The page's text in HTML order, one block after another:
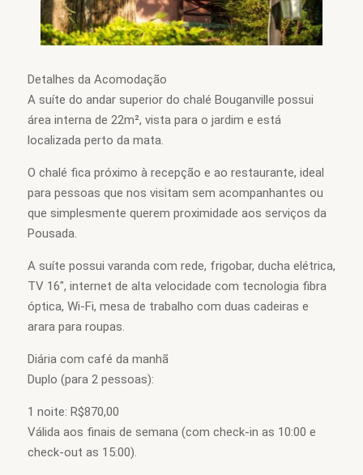
Detalhes da Acomodação
A suíte do andar superior do chalé Bouganville possui
área interna de 22m², vista para o jardim e está
localizada perto da mata.
O chalé fica próximo à recepção e ao restaurante, ideal
para pessoas que nos visitam sem acompanhantes ou
que simplesmente querem proximidade aos serviços da
Pousada.
A suíte possui varanda com rede, frigobar, ducha elétrica,
TV 16″, internet de alta velocidade com tecnologia fibra
óptica, Wi-Fi, mesa de trabalho com duas cadeiras e
arara para roupas.
Diária com café da manhã
Duplo (para 2 pessoas):
1 noite: R$870,00
Válida aos finais de semana (com check-in as 10:00 e
check-out as 15:00).